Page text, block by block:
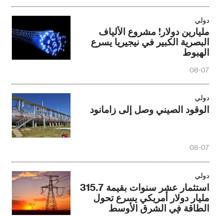
دولي
مليارين دولار! مشروع الألياف
البصرية الكبير في نيجيريا يسرع
الهبوط
08-07
دولي
الوقود الصيني وصل إلى زامانود
08-07
دولي
استثمار عشر سنوات بقيمة 315.7
مليار دولار أمريكي يسرع تحول
الطاقة في الشرق الأوسط